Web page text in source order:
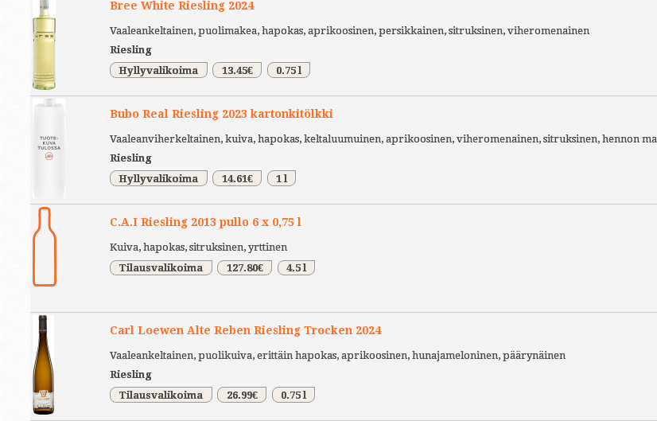
Bree White Riesling 2024
Vaaleankeltainen, puolimakea, hapokas, aprikoosinen, persikkainen, sitruksinen, viheromenainen
Riesling
Hyllyvalikoima
13.45€ 0.75 l
Bubo Real Riesling 2023 kartonkitölkki
Vaaleanviherkeltainen, kuiva, hapokas, keltaluumuinen, aprikoosinen, viheromenainen, sitruksinen, hennon
Riesling
Hyllyvalikoima
14.61€ 1 l
C.A.I Riesling 2013 pullo 6 x 0,75 l
Kuiva, hapokas, sitruksinen, yrttinen
Tilausvalikoima
127.80€ 4.5 l
Carl Loewen Alte Reben Riesling Trocken 2024
Vaaleankeltainen, puolikuiva, erittäin hapokas, aprikoosinen, hunajameloninen, päärynäinen
Riesling
Tilausvalikoima
26.99€ 0.75 l